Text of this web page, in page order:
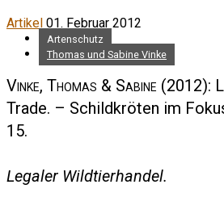
Artikel 01. Februar 2012
Artenschutz
Thomas und Sabine Vinke
Vinke, Thomas & Sabine (2012):
Trade. – Schildkröten im
15.
Legaler Wildtierhandel.